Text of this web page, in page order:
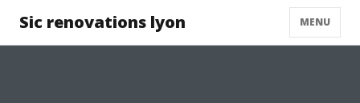
Sic renovations lyon MENU